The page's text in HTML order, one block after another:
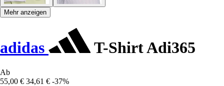
Mehr anzeigen
adidas T-Shirt Adi365
Ab
55,00 € 34,61 € -37%